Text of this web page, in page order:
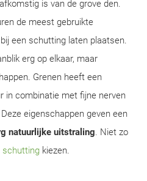
is van de grove den.
de meest gebruikte
een schutting laten plaatsen.
erg op elkaar, maar
Grenen heeft een
in combinatie met fijne nerven
eigenschappen geven een
natuurlijke uitstraling. Niet zo
schutting kiezen.